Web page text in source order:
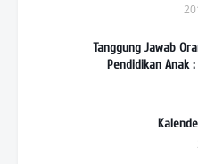
Tanggung Jawab
Pendidikan Anak